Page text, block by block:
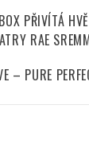
PŘIVÍTÁ
RAE
– PURE